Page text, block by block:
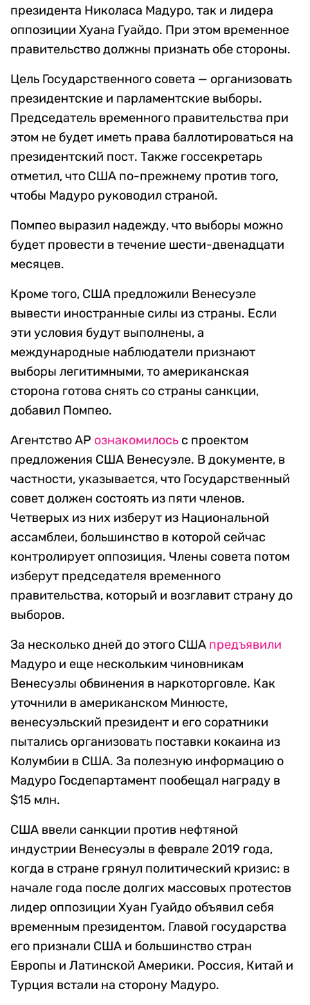
президента Николаса Мадуро, так и лидера
оппозиции Хуана Гуайдо. При этом временное
правительство должны признать обе стороны.
Цель Государственного совета — организовать
президентские и парламентские выборы.
Председатель временного правительства при
этом не будет иметь права баллотироваться на
президентский пост. Также госсекретарь
отметил, что США по-прежнему против того,
чтобы Мадуро руководил страной.
Помпео выразил надежду, что выборы можно
будет провести в течение шести-двенадцати
месяцев.
Кроме того, США предложили Венесуэле
вывести иностранные силы из страны. Если
эти условия будут выполнены, а
международные наблюдатели признают
выборы легитимными, то американская
сторона готова снять со страны санкции,
добавил Помпео.
Агентство AP ознакомилось с проектом
предложения США Венесуэле. В документе, в
частности, указывается, что Государственный
совет должен состоять из пяти членов.
Четверых из них изберут из Национальной
ассамблеи, большинство в которой сейчас
контролирует оппозиция. Члены совета потом
изберут председателя временного
правительства, который и возглавит страну до
выборов.
За несколько дней до этого США предъявили
Мадуро и еще нескольким чиновникам
Венесуэлы обвинения в наркоторговле. Как
уточнили в американском Минюсте,
венесуэльский президент и его соратники
пытались организовать поставки кокаина из
Колумбии в США. За полезную информацию о
Мадуро Госдепартамент пообещал награду в
$15 млн.
США ввели санкции против нефтяной
индустрии Венесуэлы в феврале 2019 года,
когда в стране грянул политический кризис: в
начале года после долгих массовых протестов
лидер оппозиции Хуан Гуайдо объявил себя
временным президентом. Главой государства
его признали США и большинство стран
Европы и Латинской Америки. Россия, Китай и
Турция встали на сторону Мадуро.